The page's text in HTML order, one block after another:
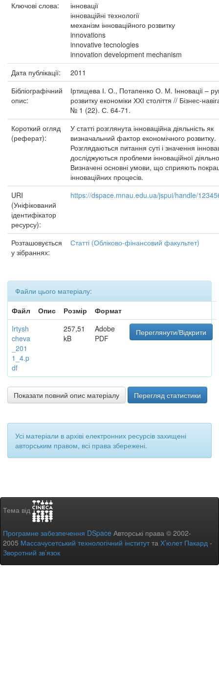
Ключові слова:
інновації
інноваційні технології
механізм інноваційного розвитку
innovations
innovative tecnologies
innovation development mechanism
Дата публікації:
2011
Бібліографічний
опис:
Іртищева І. О., Потапенко О. М. Інновації –
розвитку економіки ХХІ століття // Бізнес-
№ 1 (22). С. 64-71.
Короткий огляд
(реферат):
У статті розглянута інноваційна діяльність як
визначальний фактор економічного розвитку.
Розглядаються питання суті і значення
досліджуються проблеми інноваційної
Визначені основні умови, що сприяють
інноваційних процесів.
URI
(Уніфікований
ідентифікатор
ресурсу):
https://dspace.mnau.edu.ua/jspui/handle/
Розташовується
у зібраннях:
Статті (Обліково-фінансовий факультет)
Файли цього матеріалу:
Файл
Опис Розмір
Формат
Irtysh
cheva
_201
1_4.p
df
257,51
kB
Adobe
PDF
Переглянути/Відкрити
Показати повний опис матеріалу Перегляд статистики
Усі матеріали в архіві електронних ресурсів захищені
авторським правом, всі права збережені.
Тема від
Програмне забезпечення DSpace Авторські права © 2002-
2005 Массачусетський технологічний інститутта Х’юлет Пакард -
Зворотний зв’язок